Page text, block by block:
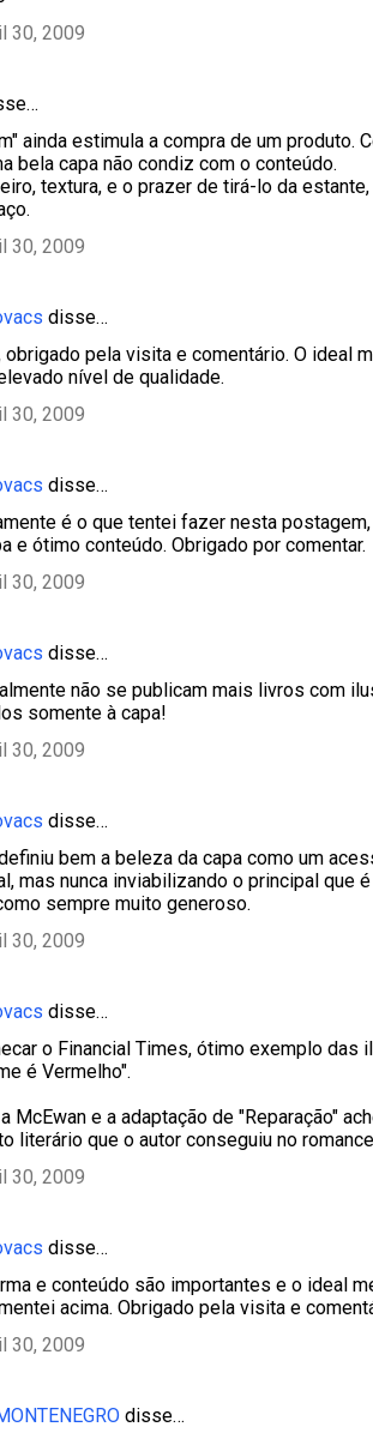
30, 2009
ainda estimula a compra de um produto.
bela capa não condiz com o conteúdo.
textura, e o prazer de tirá-lo da
30, 2009
disse…
obrigado pela visita e comentário. O ideal
nível de qualidade.
30, 2009
disse…
é o que tentei fazer nesta
e ótimo conteúdo. Obrigado por comentar.
30, 2009
disse…
não se publicam mais livros com
somente à capa!
30, 2009
disse…
bem a beleza da capa como um
mas nunca inviabilizando o principal que
sempre muito generoso.
30, 2009
disse…
o Financial Times, ótimo exemplo das
é Vermelho".
McEwan e a adaptação de "Reparação"
literário que o autor conseguiu no
30, 2009
disse…
e conteúdo são importantes e o ideal
acima. Obrigado pela visita e
30, 2009
disse…